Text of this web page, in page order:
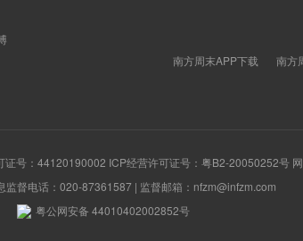
南方周末APP下载
南方
号：44120190002 ICP经营许可证号：粤B2-20050252号 网
监督电话：020-87361587 | 监督邮箱：nfzm@infzm.com
粤公网安备 44010402002852号